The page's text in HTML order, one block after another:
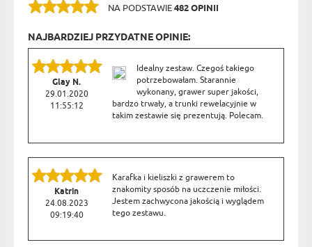
NA PODSTAWIE482 OPINII
NAJBARDZIEJ PRZYDATNE OPINIE:
Glay N.
29.01.2020
11:55:12
Idealny zestaw. Czegoś takiego
potrzebowałam. Starannie
wykonany, grawer super jakości,
bardzo trwały, a trunki rewelacyjnie w
takim zestawie się prezentują. Polecam.
Katrin
24.08.2023
09:19:40
Karafka i kieliszki z grawerem to
znakomity sposób na uczczenie miłości.
Jestem zachwycona jakością i wyglądem
tego zestawu.